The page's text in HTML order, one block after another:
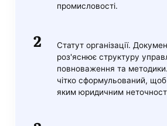
промисловості.
Статут організації.
роз'яснює структуру
повноваження та
чітко сформульований, щоб
яким юридичним